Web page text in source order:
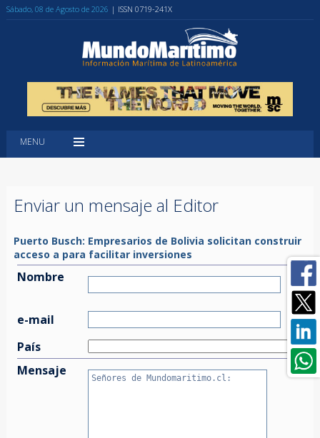
Sábado, 08 de Agosto de 2026 | ISSN 0719-241X
MENU
Enviar un mensaje al Editor
Puerto Busch: Empresarios de Bolivia solicitan construir
acceso a para facilitar inversiones
Nombre
e-mail
País
Mensaje